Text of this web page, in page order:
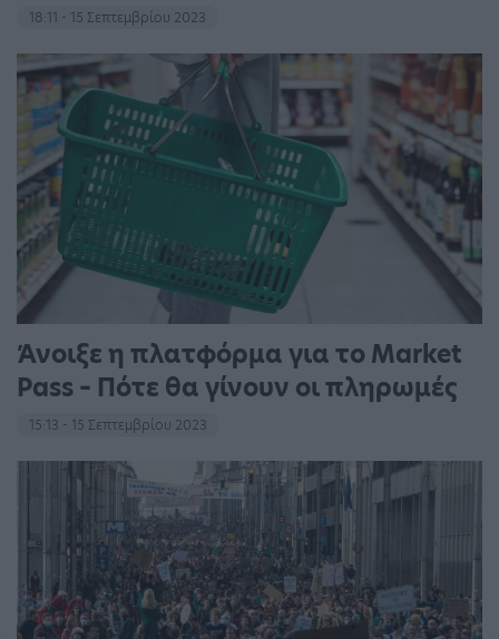
18:11 - 15 Σεπτεμβρίου 2023
Άνοιξε η πλατφόρμα για το Market
Pass – Πότε θα γίνουν οι πληρωμές
15:13 - 15 Σεπτεμβρίου 2023